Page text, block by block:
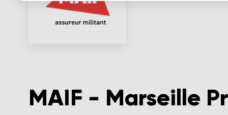
MAIF - Marseille